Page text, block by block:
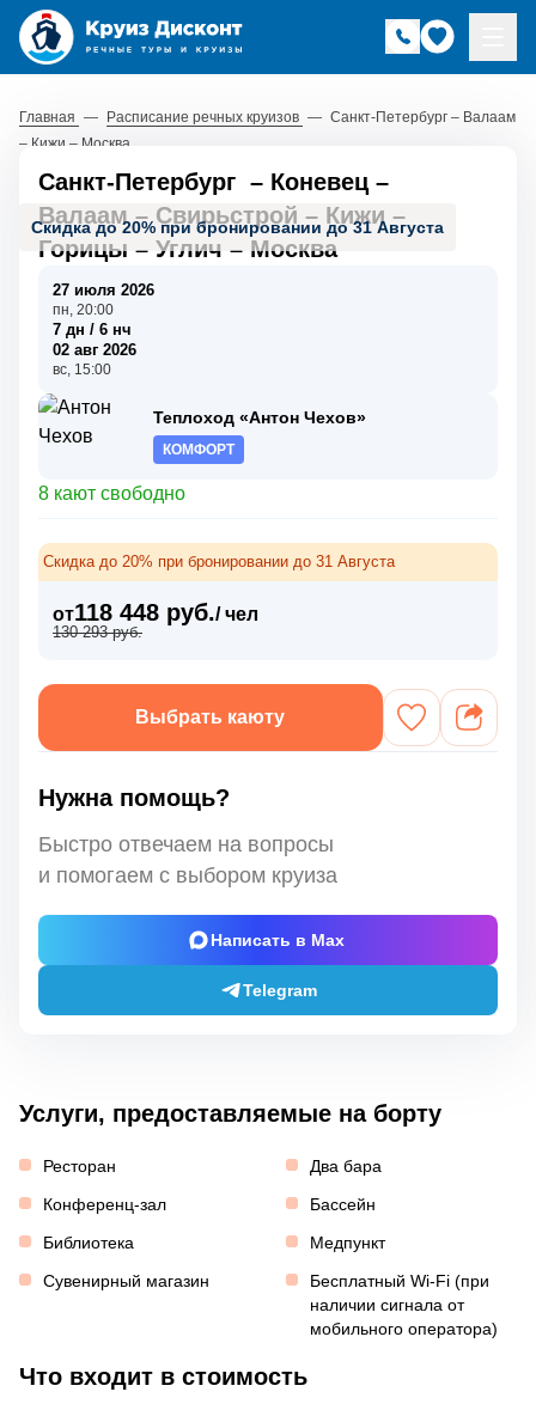
Главная — Расписание речных круизов — Санкт-Петербург – Валаам
– Кижи – Москва
Скидка до 20% при бронировании до 31 Августа
Санкт-Петербург – Коневец–
Валаам–Свирьстрой – Кижи –
Горицы – Углич – Москва
27 июля 2026
пн, 20:00
7 дн / 6 нч
02 авг 2026
вс, 15:00
Теплоход «Антон Чехов»
КОМФОРТ
8 кают свободно
Скидка до 20% при бронировании до 31 Августа
от118 448 руб./ чел
130 293 руб.
Выбрать каюту
Нужна помощь?
Быстро отвечаем на вопросы
и помогаем с выбором круиза
Написать в Max
Telegram
Услуги, предоставляемые на борту
Ресторан
Два бара
Конференц-зал
Бассейн
Библиотека
Медпункт
Сувенирный магазин
Бесплатный Wi-Fi (при
наличии сигнала от
мобильного оператора)
Что входит в стоимость